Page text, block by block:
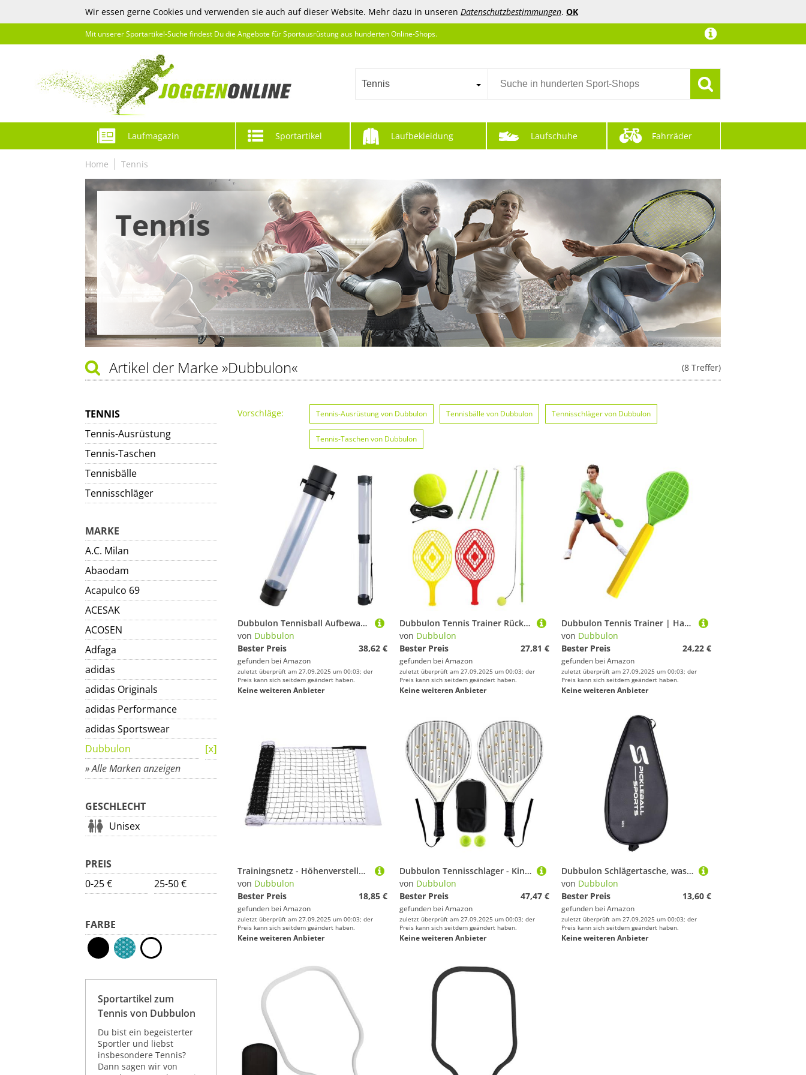
Wir essen gerne Cookies und verwenden sie auch auf dieser Website. Mehr dazu in unseren Datenschutzbestimmungen. OK
Mit unserer Sportartikel-Suche findest Du die Angebote für Sportausrüstung aus hunderten Online-Shops.
Tennis
Laufmagazin Sportartikel Laufbekleidung Laufschuhe Fahrräder
Home Tennis
Tennis
(8 Treffer)
Artikel der Marke »Dubbulon«
TENNIS
Tennis-Ausrüstung
Tennis-Taschen
Tennisbälle
Tennisschläger
MARKE
A.C. Milan
Abaodam
Acapulco 69
ACESAK
ACOSEN
Adfaga
adidas
adidas Originals
adidas Performance
adidas Sportswear
Dubbulon
» Alle Marken anzeigen
GESCHLECHT
Unisex
PREIS
0-25 €
25-50 €
FARBE
Sportartikel zum
Tennis von Dubbulon
Du bist ein begeisterter
Sportler und liebst
insbesondere Tennis?
Dann sagen wir von
Vorschläge: Tennis-Ausrüstung von Dubbulon Tennisbälle von Dubbulon Tennisschläger von Dubbulon
Tennis-Taschen von Dubbulon
Dubbulon Tennisball Aufbewahrungsrohr,Tennisball Greifer Röhre - Tragbarer Pickleball Aufnehmer Mit Schultergurt Für Tennisplätze Und Kurse
von Dubbulon
Bester Preis
38,62 €
gefunden bei Amazon
zuletzt überprüft am 27.09.2025 um 00:03; der
Preis kann sich seitdem geändert haben.
Keine weiteren Anbieter
Dubbulon Tennis Trainer Rückprall Ball | Tragbares Tennisset Für Einzelperson | Übungsausrüstung für Mannschaftssport als Trainingsbegleiter mit Feedback und Drill für Athleten beim Schlag- und
von Dubbulon
Bester Preis
27,81 €
gefunden bei Amazon
zuletzt überprüft am 27.09.2025 um 00:03; der
Preis kann sich seitdem geändert haben.
Keine weiteren Anbieter
Dubbulon Tennis Trainer | Handgelenk Trainingshilfe Für Tennisschwung,Tragbare Sport Zubehör Übungshilfe Für Spieler Erwachsene Anfänger Jugend
von Dubbulon
Bester Preis
24,22 €
gefunden bei Amazon
zuletzt überprüft am 27.09.2025 um 00:03; der
Preis kann sich seitdem geändert haben.
Keine weiteren Anbieter
Trainingsnetz - Höhenverstellbar Für Präzisionsschläge | Verstellbare Höhe Für Sport Praxis In Garten Schule Park
von Dubbulon
Bester Preis
18,85 €
gefunden bei Amazon
zuletzt überprüft am 27.09.2025 um 00:03; der
Preis kann sich seitdem geändert haben.
Keine weiteren Anbieter
Dubbulon Tennisschlager - Kinderschläger für Tennis,Ausrüstung für Jugendtraining Praxis Outdoor Sport Anfänger Mädchen Damen Herren Kinder Erwachsene
von Dubbulon
Bester Preis
47,47 €
gefunden bei Amazon
zuletzt überprüft am 27.09.2025 um 00:03; der
Preis kann sich seitdem geändert haben.
Keine weiteren Anbieter
Dubbulon Schlägertasche, wasserdichte Tragetasche Für Schläger, Aufbewahrung für Trinkflasche und Reise für Männer Badminton Platz Club Camping Park Fitnessstudio und
von Dubbulon
Bester Preis
13,60 €
gefunden bei Amazon
zuletzt überprüft am 27.09.2025 um 00:03; der
Preis kann sich seitdem geändert haben.
Keine weiteren Anbieter